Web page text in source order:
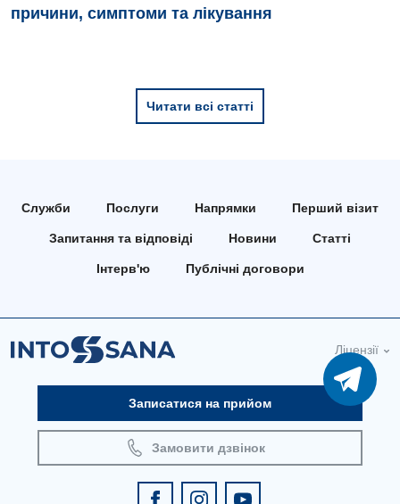
причини, симптоми та лікування
Читати всі статті
Служби Послуги Напрямки Перший візит
Запитання та відповіді Новини Статті
Інтерв'ю Публічні договори
Ліцензії
Записатися на прийом
Замовити дзвінок